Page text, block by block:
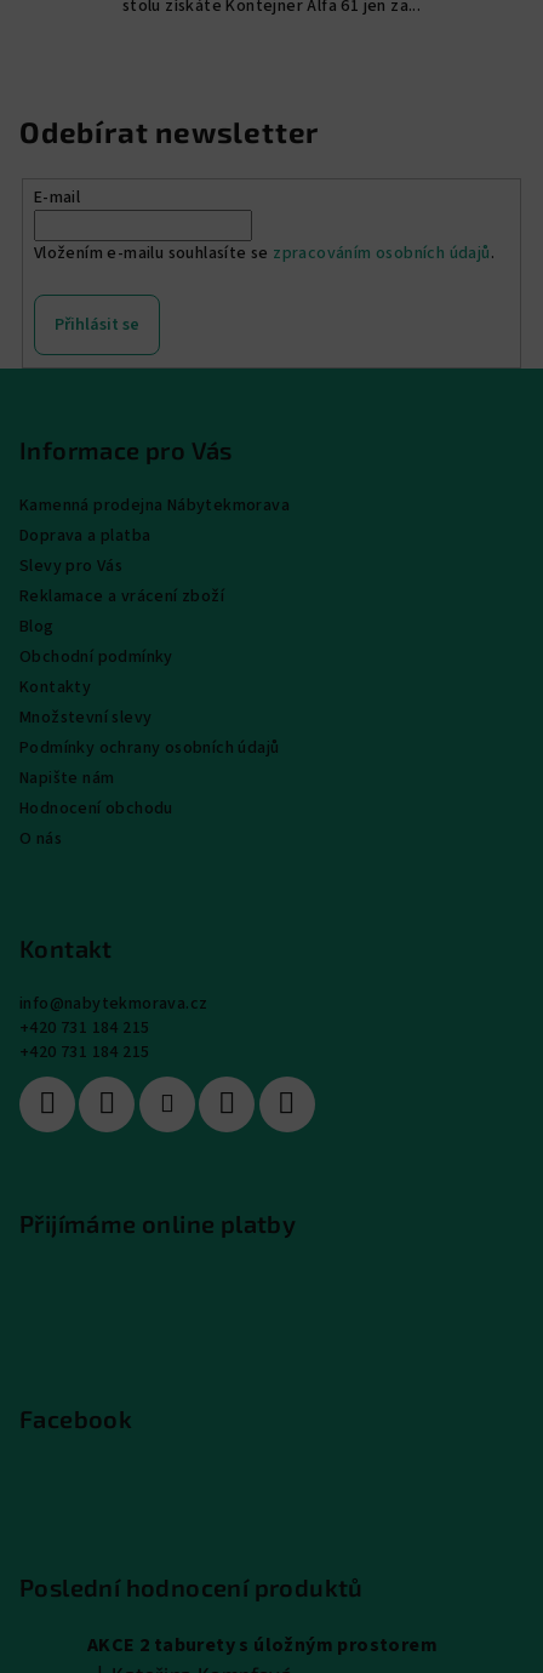
hvězdiček.
stolu získáte Kontejner Alfa 61 jen za...
Odebírat newsletter
E-mail
Vložením e-mailu souhlasíte se zpracováním osobních údajů.
Přihlásit se
Informace pro Vás
Kamenná prodejna Nábytekmorava
Doprava a platba
Slevy pro Vás
Reklamace a vrácení zboží
Blog
Obchodní podmínky
Kontakty
Množstevní slevy
Podmínky ochrany osobních údajů
Napište nám
Hodnocení obchodu
O nás
Kontakt
info@nabytekmorava.cz
+420 731 184 215
+420 731 184 215
Přijímáme online platby
Facebook
Poslední hodnocení produktů
AKCE 2 taburety s úložným prostorem